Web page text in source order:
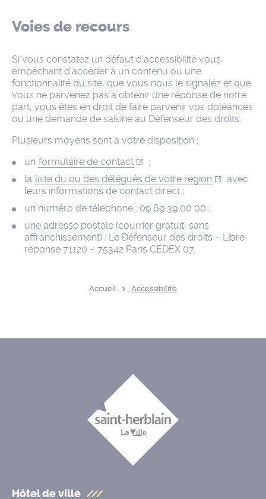
Voies de recours
Si vous constatez un défaut d’accessibilité vous
empêchant d’accéder à un contenu ou une
fonctionnalité du site, que vous nous le signalez et que
vous ne parvenez pas à obtenir une réponse de notre
part, vous êtes en droit de faire parvenir vos doléances
ou une demande de saisine au Défenseur des droits.
Plusieurs moyens sont à votre disposition :
un formulaire de contact
;
la liste du ou des délégués de votre région
avec
leurs informations de contact direct ;
un numéro de téléphone : 09 69 39 00 00 ;
une adresse postale (courrier gratuit, sans
affranchissement) : Le Défenseur des droits – Libre
réponse 71120 – 75342 Paris CEDEX 07.
Accueil Accessibilité
Hôtel de ville